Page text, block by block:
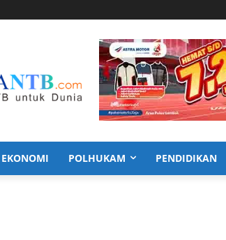
EKONOMI POLHUKAM PENDIDIKAN